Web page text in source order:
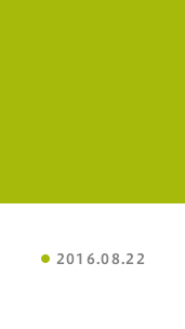
2016.08.22